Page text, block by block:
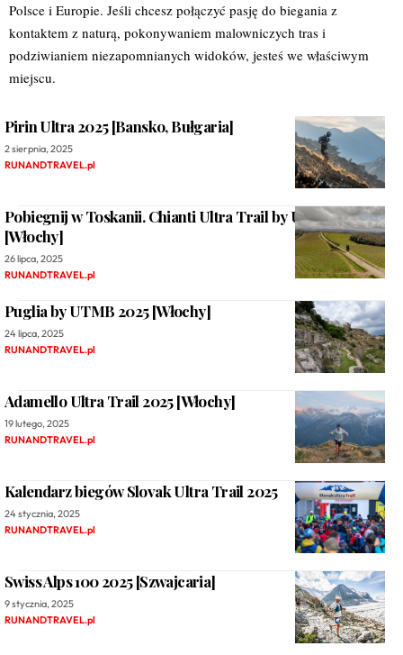
Polsce i Europie. Jeśli chcesz połączyć pasję do biegania z
kontaktem z naturą, pokonywaniem malowniczych tras i
podziwianiem niezapomnianych widoków, jesteś we właściwym
miejscu.
Pirin Ultra 2025 [Bansko, Bułgaria]
2 sierpnia, 2025
RUNANDTRAVEL.pl
Pobiegnij w Toskanii. Chianti Ultra Trail by UTMB 2026
[Włochy]
26 lipca, 2025
RUNANDTRAVEL.pl
Puglia by UTMB 2025 [Włochy]
24 lipca, 2025
RUNANDTRAVEL.pl
Adamello Ultra Trail 2025 [Włochy]
19 lutego, 2025
RUNANDTRAVEL.pl
Kalendarz biegów Slovak Ultra Trail 2025
24 stycznia, 2025
RUNANDTRAVEL.pl
Swiss Alps 100 2025 [Szwajcaria]
9 stycznia, 2025
RUNANDTRAVEL.pl